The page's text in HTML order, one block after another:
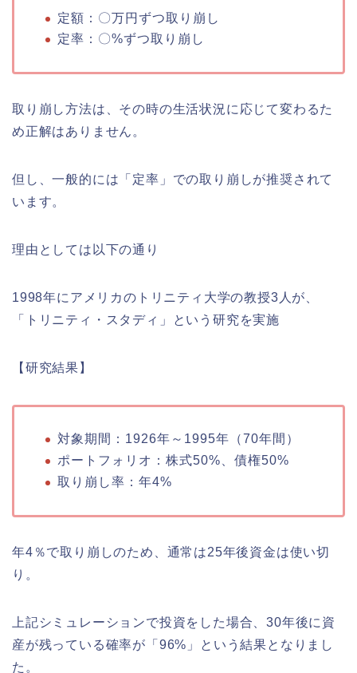
定額：〇万円ずつ取り崩し
定率：〇%ずつ取り崩し
取り崩し方法は、その時の生活状況に応じて変わるた
め正解はありません。
但し、一般的には「定率」での取り崩しが推奨されて
います。
理由としては以下の通り
1998年にアメリカのトリニティ大学の教授3人が、
「トリニティ・スタディ」という研究を実施
【研究結果】
対象期間：1926年～1995年（70年間）
ポートフォリオ：株式50%、債権50%
取り崩し率：年4%
年4％で取り崩しのため、通常は25年後資金は使い切
り。
上記シミュレーションで投資をした場合、30年後に資
産が残っている確率が「96%」
という結果となりまし
た。